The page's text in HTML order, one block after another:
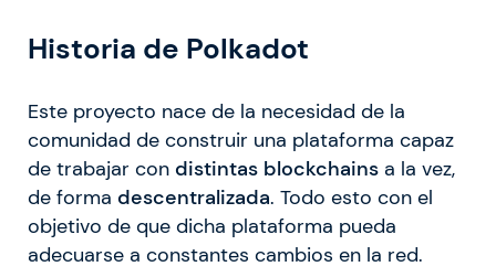
Historia de Polkadot
Este proyecto nace de la necesidad de la
comunidad de construir una plataforma capaz
de trabajar con distintas blockchains a la vez,
de forma descentralizada. Todo esto con el
objetivo de que dicha plataforma pueda
adecuarse a constantes cambios en la red.